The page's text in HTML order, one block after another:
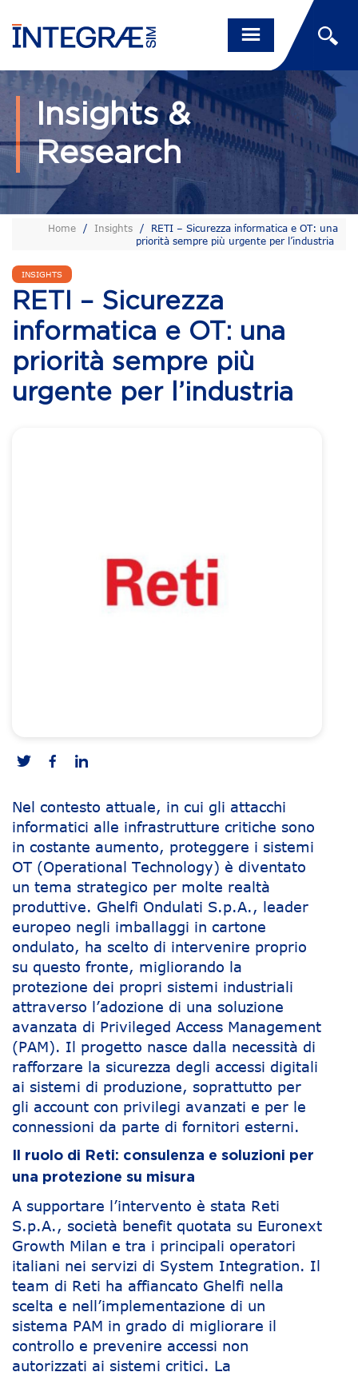
Insights &
Research
Home / Insights /
RETI – Sicurezza informatica e OT: una
priorità sempre più urgente per l’industria
INSIGHTS
RETI – Sicurezza
informatica e OT: una
priorità sempre più
urgente per l’industria
Nel contesto attuale, in cui gli attacchi
informatici alle infrastrutture critiche sono
in costante aumento, proteggere i sistemi
OT (Operational Technology) è diventato
un tema strategico per molte realtà
produttive. Ghelfi Ondulati S.p.A., leader
europeo negli imballaggi in cartone
ondulato, ha scelto di intervenire proprio
su questo fronte, migliorando la
protezione dei propri sistemi industriali
attraverso l’adozione di una soluzione
avanzata di Privileged Access Management
(PAM). Il progetto nasce dalla necessità di
rafforzare la sicurezza degli accessi digitali
ai sistemi di produzione, soprattutto per
gli account con privilegi avanzati e per le
connessioni da parte di fornitori esterni.
Il ruolo di Reti: consulenza e soluzioni per
una protezione su misura
A supportare l’intervento è stata Reti
S.p.A., società benefit quotata su Euronext
Growth Milan e tra i principali operatori
italiani nei servizi di System Integration. Il
team di Reti ha affiancato Ghelfi nella
scelta e nell’implementazione di un
sistema PAM in grado di migliorare il
controllo e prevenire accessi non
autorizzati ai sistemi critici. La